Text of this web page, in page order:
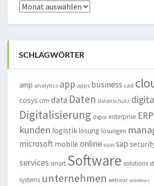
Archiv
SCHLAGWÖRTER
amp analytics app apps business cad
cosys crm data Daten datenschutz
Digitalisierung dsgvo enterprise ERP
kunden logistiklösung lösungen
microsoft mobile online saas sap
services smart Software solutions
systems unternehmen webinar windows